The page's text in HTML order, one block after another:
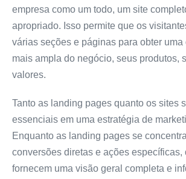
empresa como um todo, um site
apropriado. Isso permite que os
várias seções e páginas para obter
mais ampla do negócio, seus produtos,
valores.
Tanto as landing pages quanto os sites
essenciais em uma estratégia de
Enquanto as landing pages se
conversões diretas e ações específicas,
fornecem uma visão geral completa e